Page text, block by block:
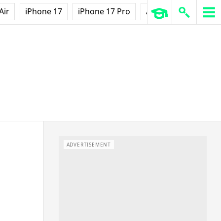
iPhone 17 iPhone 17 Pro AirPods Pro 3
ADVERTISEMENT